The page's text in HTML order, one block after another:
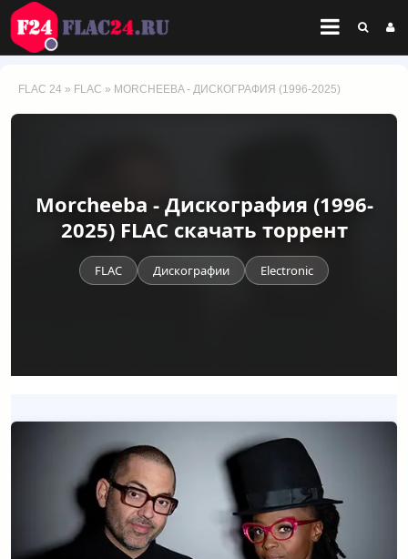
FLAC 24 » FLAC » MORCHEEBA - ДИСКОГРАФИЯ (1996-2025)
Morcheeba - Дискография (1996-
2025) FLAC скачать торрент
FLAC Дискографии Electronic